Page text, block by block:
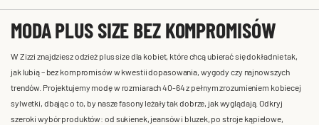
MODA PLUS SIZE BEZ KOMPROMISÓW
W Zizzi znajdziesz odzież plus size dla kobiet, które chcą ubierać się dokładnie tak,
jak lubią – bez kompromisów w kwestii dopasowania, wygody czy najnowszych
trendów. Projektujemy modę w rozmiarach 40-64 z pełnym zrozumieniem kobiecej
sylwetki, dbając o to, by nasze fasony leżały tak dobrze, jak wyglądają. Odkryj
szeroki wybór produktów: od sukienek, jeansów i bluzek, po stroje kąpielowe,